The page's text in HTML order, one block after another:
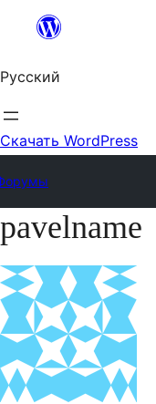
Перейти
содержимому
Русский
Скачать WordPress
Перейти
к
содержимому
pavelname